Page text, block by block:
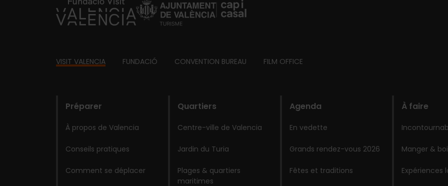
https://fundacion.visitvalencia.com/
Footer
VISIT VALENCIA FUNDACIÓ CONVENTION BUREAU FILM OFFICE
Préparer
À propos de Valencia
Conseils pratiques
Comment se déplacer
Quartiers
Centre-ville de Valencia
Jardin du Turia
Plages & quartiers
maritimes
Agenda
En vedette
Grands rendez-vous 2026
Fêtes et traditions
À faire
Manger &
Expériences